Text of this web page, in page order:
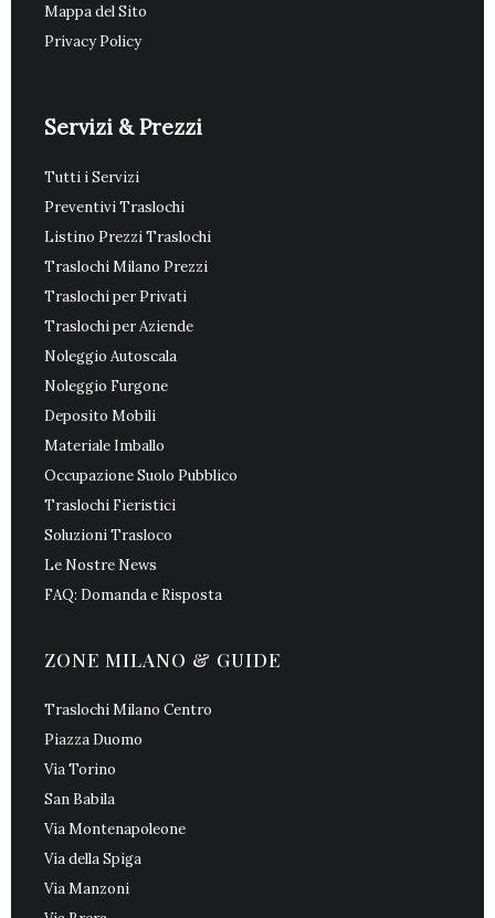
Mappa del Sito
Privacy Policy
Servizi & Prezzi
Tutti i Servizi
Preventivi Traslochi
Listino Prezzi Traslochi
Traslochi Milano Prezzi
Traslochi per Privati
Traslochi per Aziende
Noleggio Autoscala
Noleggio Furgone
Deposito Mobili
Materiale Imballo
Occupazione Suolo Pubblico
Traslochi Fieristici
Soluzioni Trasloco
Le Nostre News
FAQ: Domanda e Risposta
ZONE MILANO & GUIDE
Traslochi Milano Centro
Piazza Duomo
Via Torino
San Babila
Via Montenapoleone
Via della Spiga
Via Manzoni